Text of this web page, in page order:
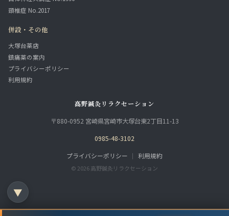
頸椎症 No.2017
併設・その他
大塚台薬店
鎮痛薬の案内
プライバシーポリシー
利用規約
高野鍼灸リラクセーション
〒880-0952 宮崎県宮崎市大塚台東2丁目11-13
0985-48-3102
プライバシーポリシー ｜ 利用規約
© 2026 高野鍼灸リラクセーション
▼